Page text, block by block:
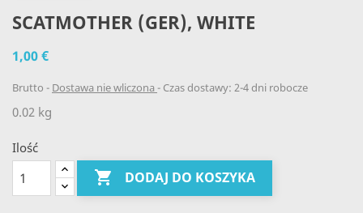
SCATMOTHER (GER), WHITE
1,00 €
Brutto Dostawa nie wliczona Czas dostawy: 2-4 dni robocze
0.02 kg
Ilość
 DODAJ DO KOSZYKA